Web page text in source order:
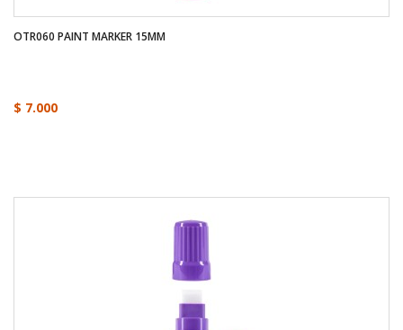
OTR060 PAINT MARKER 15MM
$ 7.000